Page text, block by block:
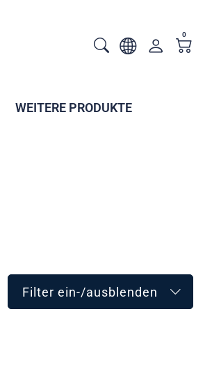
0
WEITERE PRODUKTE
Filter ein-/ausblenden